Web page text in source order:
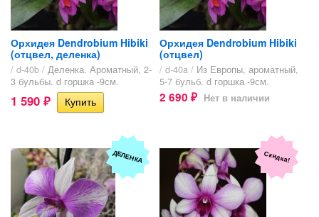
Орхидея Dendrobium Hibiki
(отцвел, деленка)
/ d-40b / Деленка. Ароматный, 2-
3 бульбы. d горшка -9см.
1 590 ₽
Орхидея Dendrobium Hibiki
(отцвел)
/ d-40a / Из Европы, ароматный,
5-7 бульб. d горшка -9см.
2 690 ₽ Нет в наличии
ДЕЛЕНКА Скидка!